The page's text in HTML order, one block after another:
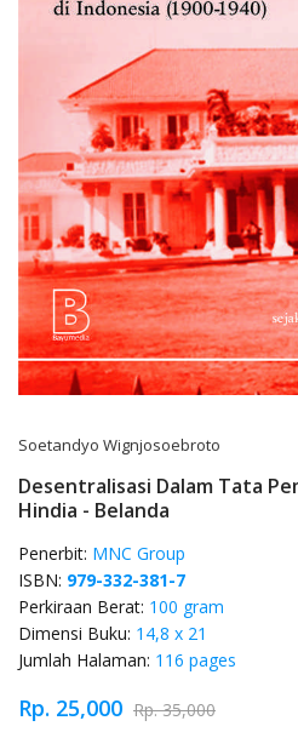
Soetandyo Wignjosoebroto
Desentralisasi Dalam Tata
Hindia - Belanda
Penerbit: MNC Group
ISBN: 979-332-381-7
Perkiraan Berat: 100 gram
Dimensi Buku: 14,8 x 21
Jumlah Halaman: 116 pages
Rp. 25,000 Rp. 35,000